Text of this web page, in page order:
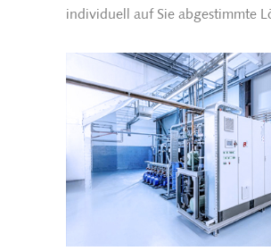
individuell auf Sie abgestimmte